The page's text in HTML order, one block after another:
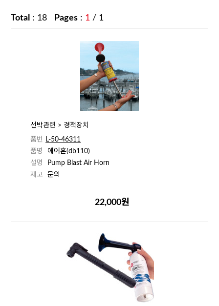
Total : 18 Pages : 1 / 1
선박관련 > 경적장치
품번
L-50-46311
품명
에어혼(db110)
설명
Pump Blast Air Horn
재고
문의
22,000원